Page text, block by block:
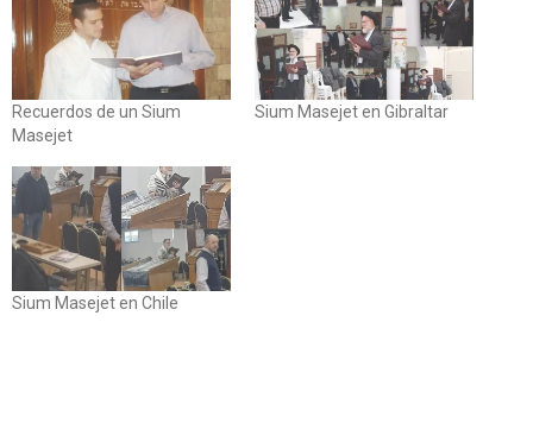
Recuerdos de un Sium
Masejet
Sium Masejet en Gibraltar
Sium Masejet en Chile